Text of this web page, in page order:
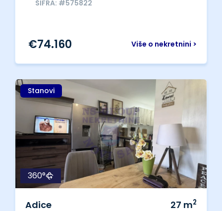
ŠIFRA: #575822
Više o nekretnini >
€74.160
Stanovi
360°
Adice 27 m2